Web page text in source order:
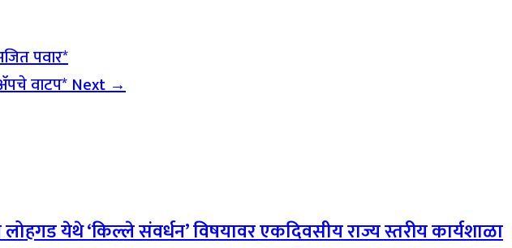
पवार*
वाटप*Next →
येथे ‘किल्ले संवर्धन’ विषयावर एकदिवसीय राज्य स्तरीय कार्यशाळा